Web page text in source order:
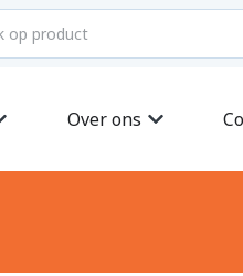
Over ons